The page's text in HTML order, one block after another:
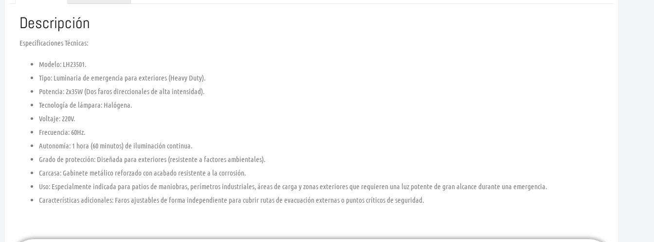
Descripción
Especificaciones Técnicas:
Modelo: LH23501.
Tipo: Luminaria de emergencia para exteriores (Heavy Duty).
Potencia: 2x35W (Dos faros direccionales de alta intensidad).
Tecnología de lámpara: Halógena.
Voltaje: 220V.
Frecuencia: 60Hz.
Autonomía: 1 hora (60 minutos) de iluminación continua.
Grado de protección: Diseñada para exteriores (resistente a factores ambientales).
Carcasa: Gabinete metálico reforzado con acabado resistente a la corrosión.
Uso: Especialmente indicada para patios de maniobras, perímetros industriales, áreas de carga y zonas exteriores que requieren una luz potente de gran alcance durante una emergencia.
Características adicionales: Faros ajustables de forma independiente para cubrir rutas de evacuación externas o puntos críticos de seguridad.